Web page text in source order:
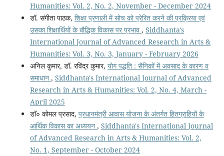
Humanities: Vol. 2, No. 2, November - December 2024
डॉ. संगीता पाठक, शिक्षा प्रणाली में सोच को प्रेरित करने की प्रक्रिया एवं
उसका शिक्षार्थियों के बौद्धिक विकास पर प्रभाव , Siddhanta's
International Journal of Advanced Research in Arts &
Humanities: Vol. 3, No. 3, January - February 2026
अनिल कुमार, डॉ. रविंद्र कुमार, योग पद्धति : सैनिकों में अवसाद के कारण व
समाधान , Siddhanta's International Journal of Advanced
Research in Arts & Humanities: Vol. 2, No. 4, March -
April 2025
डाॅ० कोमल प्रसाद, प्रधानमंत्री आवास योजना के अंतर्गत हितग्राहियों के
आर्थिक विकास का अध्ययन , Siddhanta's International Journal
of Advanced Research in Arts & Humanities: Vol. 2,
No. 1, September - October 2024